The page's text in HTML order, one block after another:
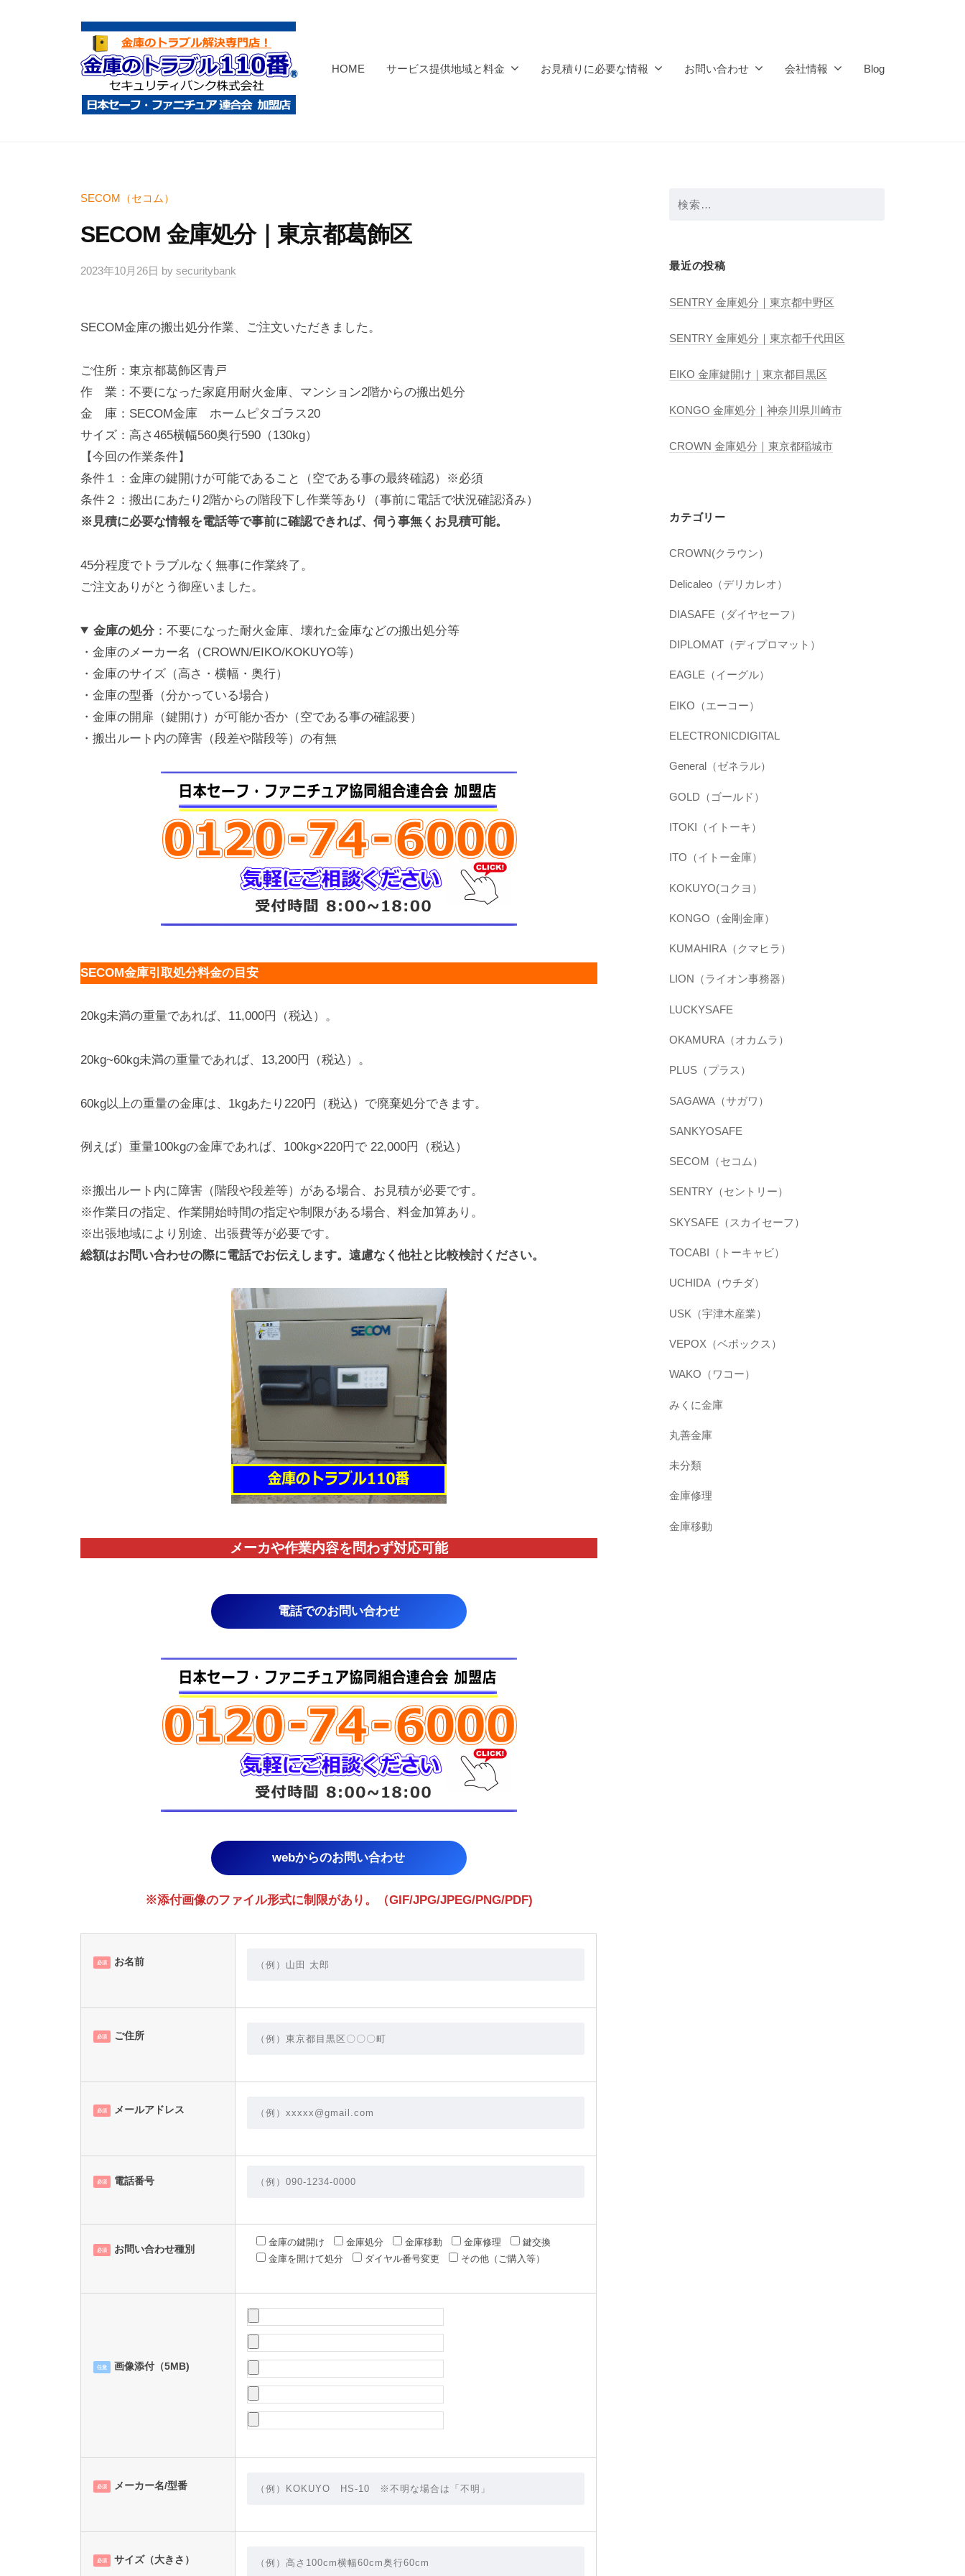
ト
ラ
ブ
ル
1
番
・
分
修
理
等
の
専
門
店
HOME サービス提供地域と料金 お見積りに必要な情報 お問い合わせ 会社情報 Blog
SECOM（セコム）
SECOM 金庫処分｜東京都葛飾区
2023年10月26日 by securitybank
SECOM金庫の搬出処分作業、ご注文いただきました。
ご住所：東京都葛飾区青戸
作 業：不要になった家庭用耐火金庫、マンション2階からの搬出処分
金 庫：SECOM金庫 ホームピタゴラス20
サイズ：高さ465横幅560奥行590（130kg）
【今回の作業条件】
条件１：金庫の鍵開けが可能であること（空である事の最終確認）※必須
条件２：搬出にあたり2階からの階段下し作業等あり（事前に電話で状況確認済み）
※見積に必要な情報を電話等で事前に確認できれば、伺う事無くお見積可能。
45分程度でトラブルなく無事に作業終了。
ご注文ありがとう御座いました。
金庫の処分 ：不要になった耐火金庫、壊れた金庫などの搬出処分等
・金庫のメーカー名（CROWN/EIKO/KOKUYO等）
・金庫のサイズ（高さ・横幅・奥行）
・金庫の型番（分かっている場合）
・金庫の開扉（鍵開け）が可能か否か（空である事の確認要）
・搬出ルート内の障害（段差や階段等）の有無
SECOM金庫引取処分料金の目安
20kg未満の重量であれば、11,000円（税込）。
20kg~60kg未満の重量であれば、13,200円（税込）。
60kg以上の重量の金庫は、1kgあたり220円（税込）で廃棄処分できます。
例えば）重量100kgの金庫であれば、100kg×220円で 22,000円（税込）
※搬出ルート内に障害（階段や段差等）がある場合、お見積が必要です。
※作業日の指定、作業開始時間の指定や制限がある場合、料金加算あり。
※出張地域により別途、出張費等が必要です。
総額はお問い合わせの際に電話でお伝えします。遠慮なく他社と比較検討ください。
メーカや作業内容を問わず対応可能
電話でのお問い合わせ
webからのお問い合わせ
※添付画像のファイル形式に制限があり。（GIF/JPG/JPEG/PNG/PDF)
必須 お名前
必須 ご住所
必須 メールアドレス
必須 電話番号
必須 お問い合わせ種別
金庫の鍵開け 金庫処分 金庫移動 金庫修理
鍵交換
金庫を開けて処分
ダイヤル番号変更 その他（ご購入等）
任意 画像添付（5MB)
必須 メーカー名/型番
必須 サイズ（大きさ）
検
最近の投稿
SENTRY 金庫処分｜東京都中野区
SENTRY 金庫処分｜東京都千代田区
EIKO 金庫鍵開け｜東京都目黒区
KONGO 金庫処分｜神奈川県川崎市
CROWN 金庫処分｜東京都稲城市
カテゴリー
CROWN(クラウン）
Delicaleo（デリカレオ）
DIASAFE（ダイヤセーフ）
DIPLOMAT（ディプロマット）
EAGLE（イーグル）
EIKO（エーコー）
ELECTRONICDIGITAL
General（ゼネラル）
GOLD（ゴールド）
ITOKI（イトーキ）
ITO（イトー金庫）
KOKUYO(コクヨ）
KONGO（金剛金庫）
KUMAHIRA（クマヒラ）
LION（ライオン事務器）
LUCKYSAFE
OKAMURA（オカムラ）
PLUS（プラス）
SAGAWA（サガワ）
SANKYOSAFE
SECOM（セコム）
SENTRY（セントリー）
SKYSAFE（スカイセーフ）
TOCABI（トーキャビ）
UCHIDA（ウチダ）
USK（宇津木産業）
VEPOX（ベポックス）
WAKO（ワコー）
みくに金庫
丸善金庫
未分類
金庫修理
金庫移動
庫
の
ト
ラ
ブ
ル
番